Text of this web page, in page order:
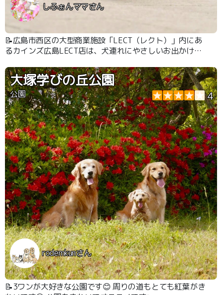
しふぉんママさん
📝広島市西区の大型商業施設「LECT（レクト）」内にあ
るカインズ広島LECT店は、犬連れにやさしいお出かけス
楽しめる、“わんこと過ごす休日”にぴったりの場所です
大塚学びの丘公園
公園 4
rodemkunさん
📝3ワンが大好きな公園です😊 周りの道もとても紅葉がき